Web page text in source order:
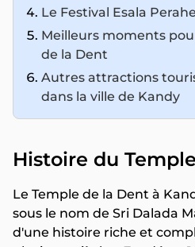
Le Festival Esala
Meilleurs moments
de la Dent
Autres attractions
dans la ville de Kandy
Histoire du
Le Temple de la Dent à
sous le nom de Sri Dalada
d'une histoire riche et